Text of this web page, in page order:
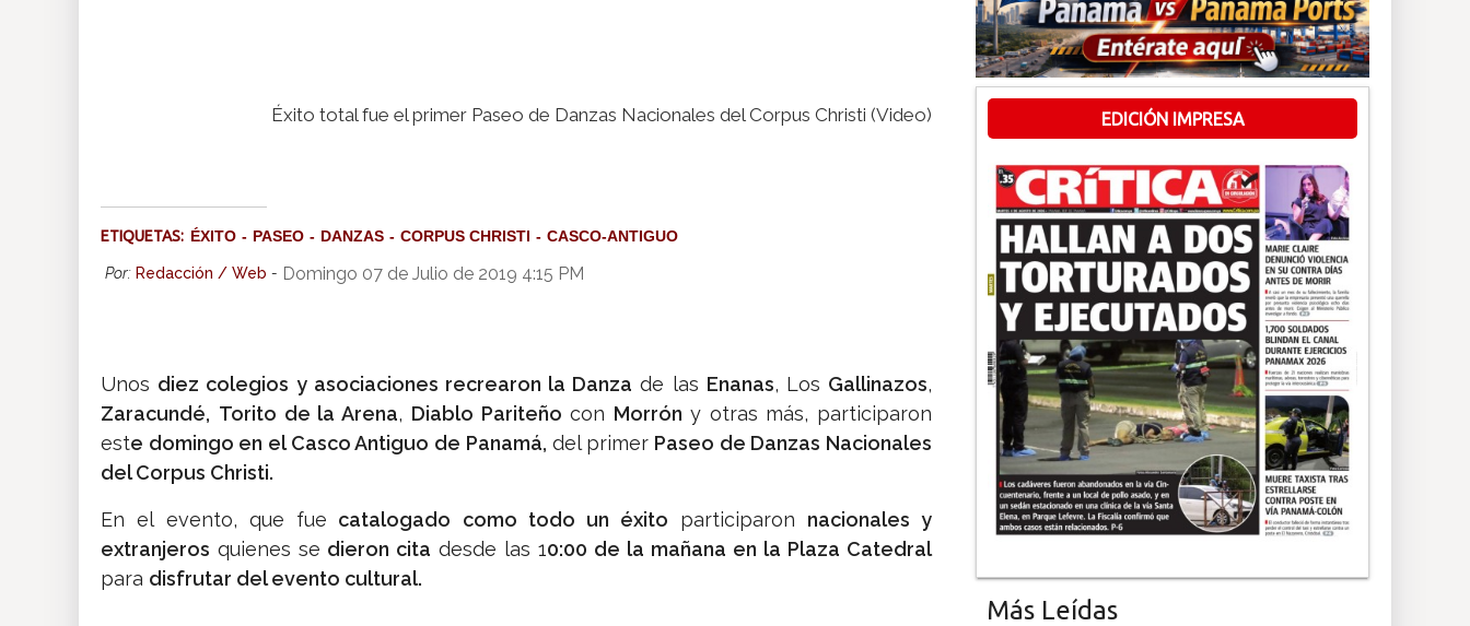
Éxito total fue el primer Paseo de Danzas Nacionales del Corpus Christi (Video)
ETIQUETAS: ÉXITO PASEO DANZAS CORPUS CHRISTI CASCO-ANTIGUO
Por: Redacción / Web - Domingo 07 de Julio de 2019 4:15 PM
Unos diez colegios y asociaciones recrearon la Danza de las Enanas, Los Gallinazos,
Zaracundé, Torito de la Arena, Diablo Pariteño con Morrón y otras más, participaron
este domingo en el Casco Antiguo de Panamá, del primer Paseo de Danzas Nacionales
del Corpus Christi.
En el evento, que fue catalogado como todo un éxito participaron nacionales y
extranjeros quienes se dieron cita desde las 10:00 de la mañana en la Plaza Catedral
para disfrutar del evento cultural.
EDICIÓN IMPRESA
Más Leídas